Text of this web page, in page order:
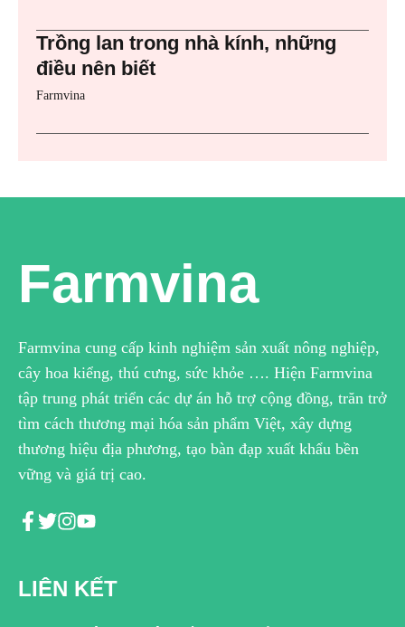
Trồng lan trong nhà kính, những
điều nên biết
Farmvina
Farmvina
Farmvina cung cấp kinh nghiệm sản xuất nông nghiệp,
cây hoa kiểng, thú cưng, sức khỏe …. Hiện Farmvina
tập trung phát triển các dự án hỗ trợ cộng đồng, trăn trở
tìm cách thương mại hóa sản phẩm Việt, xây dựng
thương hiệu địa phương, tạo bàn đạp xuất khẩu bền
vững và giá trị cao.
LIÊN KẾT